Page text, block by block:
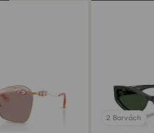
2 Barvách